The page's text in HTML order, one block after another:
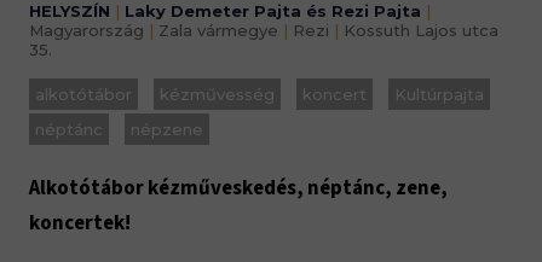
HELYSZÍN | Laky Demeter Pajta és Rezi Pajta |
Magyarország | Zala vármegye | Rezi | Kossuth Lajos utca
35.
alkotótábor kézművesség koncert
Kultúrpajta
néptánc
népzene
Alkotótábor kézműveskedés, néptánc, zene,
koncertek!